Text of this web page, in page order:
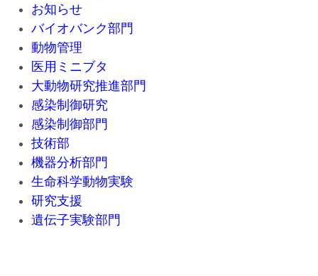
お知らせ
バイオバンク部門
動物管理
医用ミニブタ
大動物研究推進部門
感染制御研究
感染制御部門
技術部
機器分析部門
生命科学動物実験
研究支援
遺伝子実験部門